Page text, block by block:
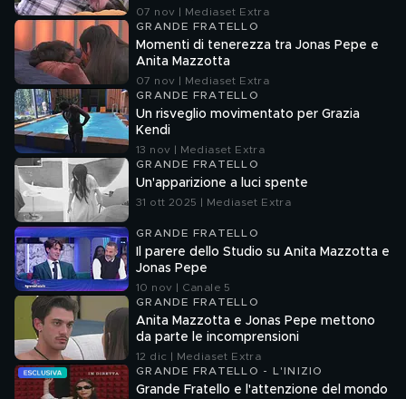
07 nov | Mediaset Extra
GRANDE FRATELLO
Momenti di tenerezza tra Jonas Pepe e
Anita Mazzotta
07 nov | Mediaset Extra
GRANDE FRATELLO
Un risveglio movimentato per Grazia
Kendi
13 nov | Mediaset Extra
GRANDE FRATELLO
Un'apparizione a luci spente
31 ott 2025 | Mediaset Extra
GRANDE FRATELLO
Il parere dello Studio su Anita Mazzotta e
Jonas Pepe
10 nov | Canale 5
GRANDE FRATELLO
Anita Mazzotta e Jonas Pepe mettono
da parte le incomprensioni
12 dic | Mediaset Extra
GRANDE FRATELLO - L'INIZIO
Grande Fratello e l'attenzione del mondo